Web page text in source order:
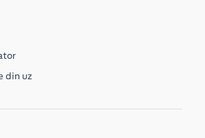
din uz